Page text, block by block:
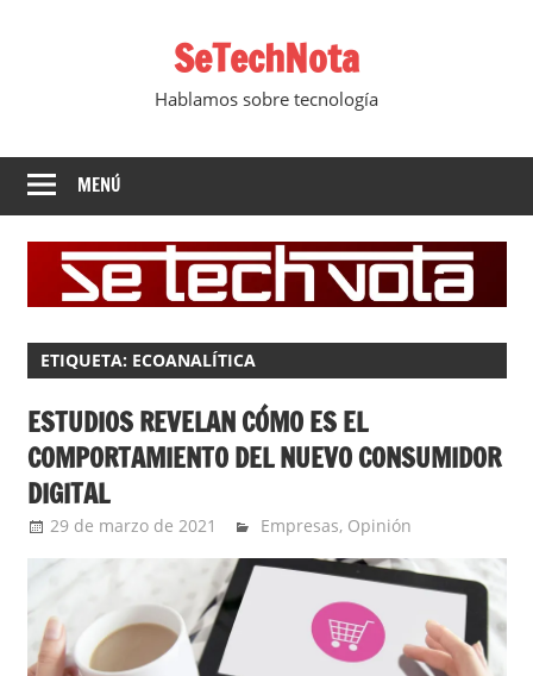
SeTechNota
Hablamos sobre tecnología
MENÚ
ETIQUETA: ECOANALÍTICA
ESTUDIOS REVELAN CÓMO ES EL
COMPORTAMIENTO DEL NUEVO CONSUMIDOR
DIGITAL
29 de marzo de 2021 Ernesto Herrera
Empresas, Opinión